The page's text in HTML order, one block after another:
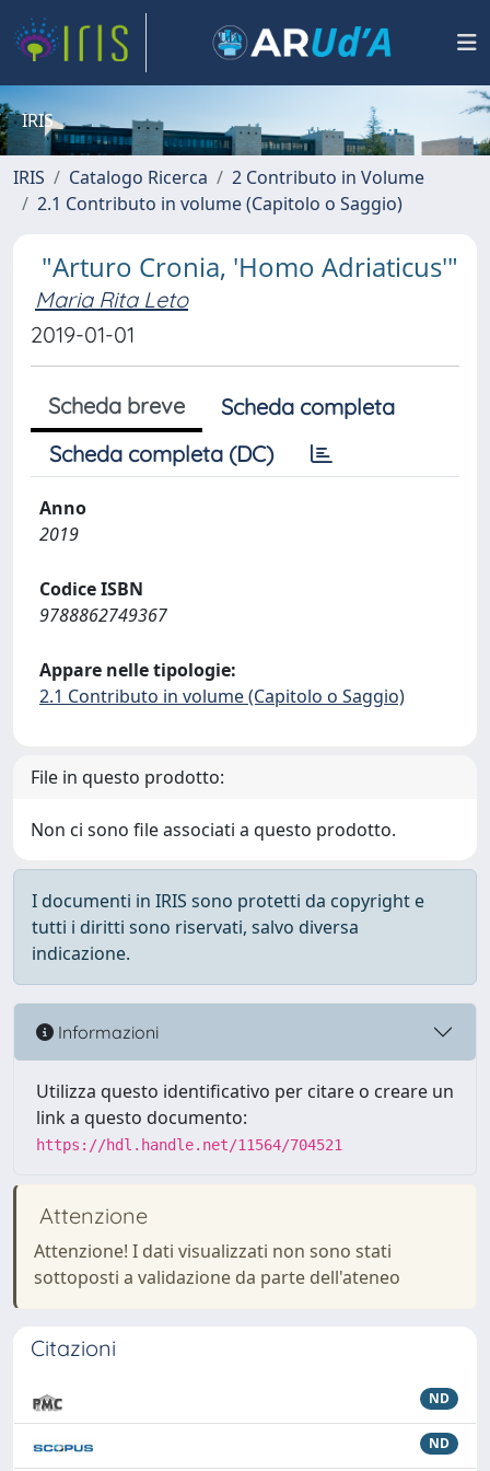
IRIS
IRIS Catalogo Ricerca
2 Contributo in Volume
2.1 Contributo in volume (Capitolo o Saggio)
"Arturo Cronia, 'Homo Adriaticus'"
Maria Rita Leto
2019-01-01
Scheda breve
Scheda completa
Scheda completa (DC)
Anno
2019
Codice ISBN
9788862749367
Appare nelle tipologie:
2.1 Contributo in volume (Capitolo o Saggio)
File in questo prodotto:
Non ci sono file associati a questo prodotto.
I documenti in IRIS sono protetti da copyright e
tutti i diritti sono riservati, salvo diversa
indicazione.
Informazioni
Utilizza questo identificativo per citare o creare un
link a questo documento:
https://hdl.handle.net/11564/704521
Attenzione
Attenzione! I dati visualizzati non sono stati
sottoposti a validazione da parte dell'ateneo
Citazioni
ND
ND